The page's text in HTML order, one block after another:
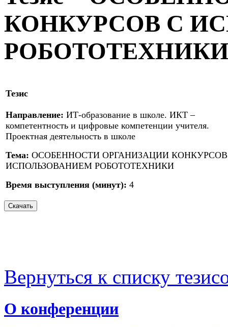
КОНКУРСОВ С
Тезис
Направление: ИТ-образование в школе. ИКТ –
компетентность и цифровые компетенции учителя.
Проектная деятельность в школе
Тема: ОСОБЕННОСТИ ОРГАНИЗАЦИИ
ИСПОЛЬЗОВАНИЕМ РОБОТОТЕХНИКИ
Время выступления (минут): 4
Вернуться к списку
О конференции